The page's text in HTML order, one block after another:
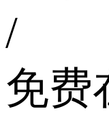
/
免费